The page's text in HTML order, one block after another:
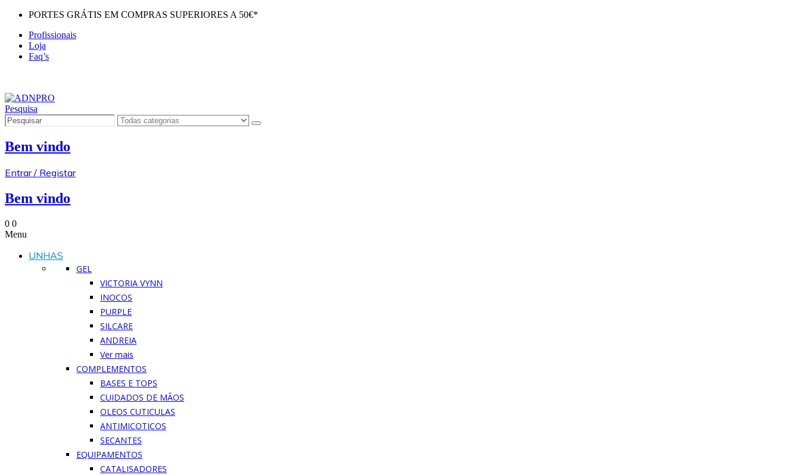
PORTES GRÁTIS EM COMPRAS SUPERIORES A 50€*
Profissionais
Loja
Faq’s
Pesquisa
Bem vindo
Entrar / Registar
Bem vindo
0 0
Menu
UNHAS
GEL
VICTORIA VYNN
INOCOS
PURPLE
SILCARE
ANDREIA
Ver mais
COMPLEMENTOS
BASES E TOPS
CUIDADOS DE MÃOS
OLEOS CUTICULAS
ANTIMICOTICOS
SECANTES
EQUIPAMENTOS
CATALISADORES